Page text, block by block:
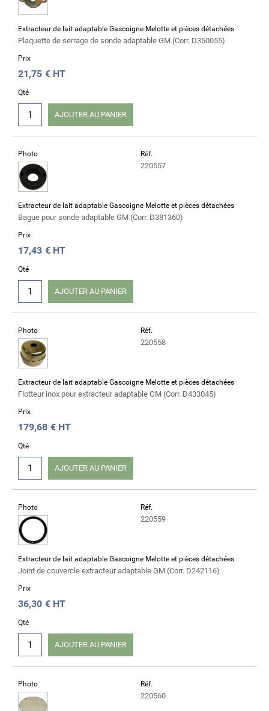
Extracteur de lait adaptable Gascoigne Melotte et pièces détachées
Plaquette de serrage de sonde adaptable GM (Corr. D350055)
Prix
21,75 € HT
Qté
AJOUTER AU PANIER
Réf.
220557
Photo
Extracteur de lait adaptable Gascoigne Melotte et pièces détachées
Bague pour sonde adaptable GM (Corr. D381360)
Prix
17,43 € HT
Qté
AJOUTER AU PANIER
Réf.
220558
Photo
Extracteur de lait adaptable Gascoigne Melotte et pièces détachées
Flotteur inox pour extracteur adaptable GM (Corr. D433045)
Prix
179,68 € HT
Qté
AJOUTER AU PANIER
Réf.
220559
Photo
Extracteur de lait adaptable Gascoigne Melotte et pièces détachées
Joint de couvercle extracteur adaptable GM (Corr. D242116)
Prix
36,30 € HT
Qté
AJOUTER AU PANIER
Réf.
220560
Photo